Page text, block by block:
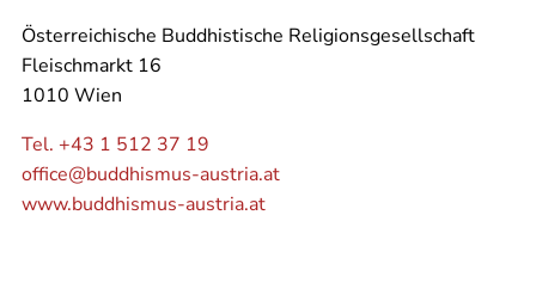
Österreichische Buddhistische Religionsgesellschaft
Fleischmarkt 16
1010 Wien
Tel. +43 1 512 37 19
office@buddhismus-austria.at
www.buddhismus-austria.at